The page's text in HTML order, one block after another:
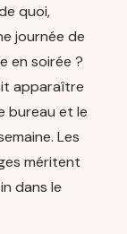
quoi,
journée de
en soirée ?
apparaître
bureau et le
Les
méritent
dans le